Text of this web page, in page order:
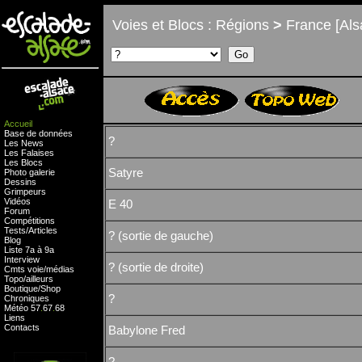
Accueil
Base de données
Les News
Les Falaises
Les Blocs
Photo galerie
Dessins
Grimpeurs
Vidéos
Forum
Compétitions
Tests/Articles
Blog
Liste 7a à 9a
Interview
Cmts voie/médias
Topo/ailleurs
Boutique/Shop
Chroniques
Météo 57 67 68
Liens
Contacts
Voies et Blocs : Régions > France
?
Satyre
E 40
? (sortie de gauche)
? (sortie de droite)
?
Babylone Fred